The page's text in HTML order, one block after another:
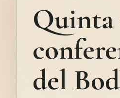
Quinta
del